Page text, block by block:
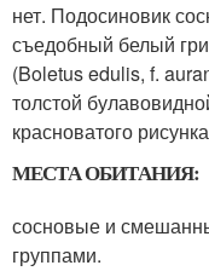
нет. Подосиновик
съедобный белый
(Boletus edulis, f.
толстой
красноватого
МЕСТА ОБИТАНИЯ:
сосновые и
группами.